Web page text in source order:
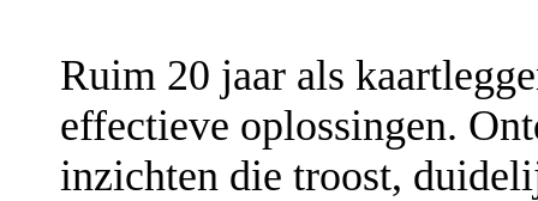
Ruim 20 jaar als
effectieve oplossingen.
inzichten die troost,